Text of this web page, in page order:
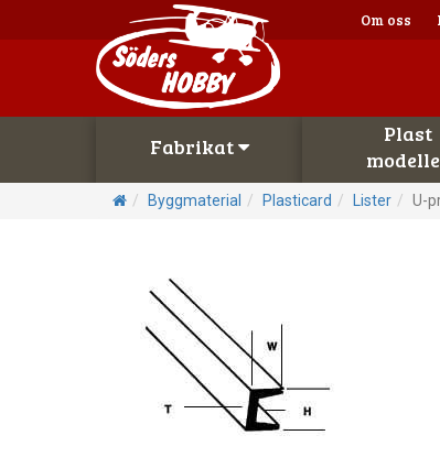
Om oss
Fabrikat
Plast
Byggmaterial Plasticard Lister U-